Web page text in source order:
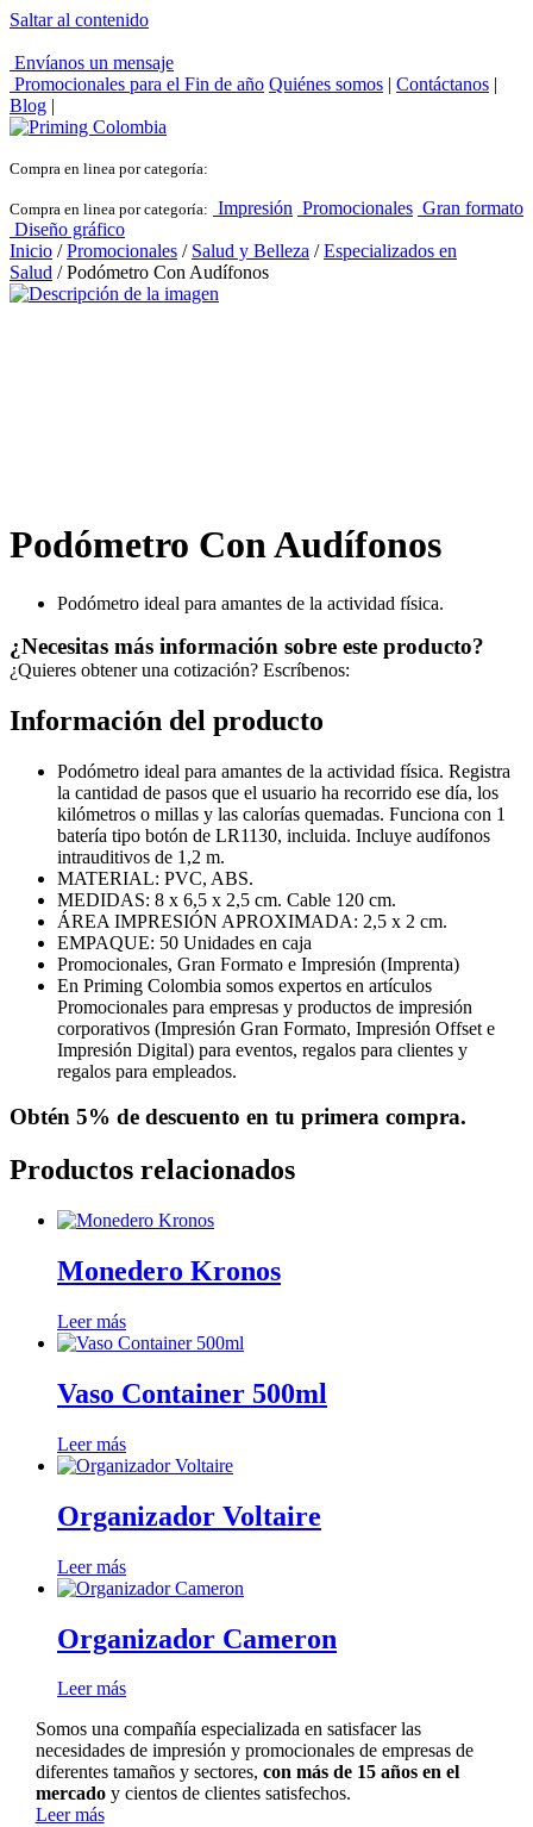
Saltar al contenido
Envíanos un mensaje
Promocionales para el Fin de año Quiénes somos | Contáctanos |
Blog |
Compra en linea por categoría:
Compra en linea por categoría: Impresión Promocionales Gran formato
Diseño gráfico
Inicio /Promocionales / Salud y Belleza /Especializados en
Salud / Podómetro Con Audífonos
Podómetro Con Audífonos
Podómetro ideal para amantes de la actividad física.
¿Necesitas más información sobre este producto?
¿Quieres obtener una cotización? Escríbenos:
Información del producto
Podómetro ideal para amantes de la actividad física. Registra
la cantidad de pasos que el usuario ha recorrido ese día, los
kilómetros o millas y las calorías quemadas. Funciona con 1
batería tipo botón de LR1130, incluida. Incluye audífonos
intrauditivos de 1,2 m.
MATERIAL: PVC, ABS.
MEDIDAS: 8 x 6,5 x 2,5 cm. Cable 120 cm.
ÁREA IMPRESIÓN APROXIMADA: 2,5 x 2 cm.
EMPAQUE: 50 Unidades en caja
Promocionales, Gran Formato e Impresión (Imprenta)
En Priming Colombia somos expertos en artículos
Promocionales para empresas y productos de impresión
corporativos (Impresión Gran Formato, Impresión Offset e
Impresión Digital) para eventos, regalos para clientes y
regalos para empleados.
Obtén 5% de descuento en tu primera compra.
Productos relacionados
Monedero Kronos
Leer más
Vaso Container 500ml
Leer más
Organizador Voltaire
Leer más
Organizador Cameron
Leer más
Somos una compañía especializada en satisfacer las
necesidades de impresión y promocionales de empresas de
diferentes tamaños y sectores, con más de 15 años en el
mercadoy cientos de clientes satisfechos.
Leer más